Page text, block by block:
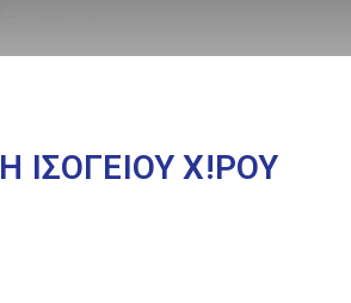
ΙΣΟΓΕΙΟΥ Χ!ΡΟΥ